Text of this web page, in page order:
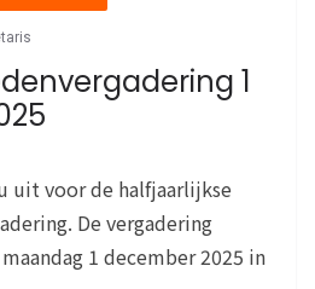
1
uit voor de halfjaarlijkse
De vergadering
1 december 2025 in